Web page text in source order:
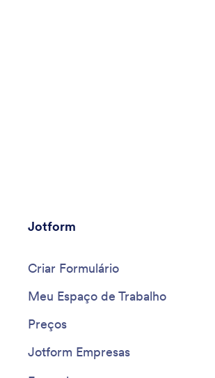
Jotform
Criar Formulário
Meu Espaço de Trabalho
Preços
Jotform Empresas